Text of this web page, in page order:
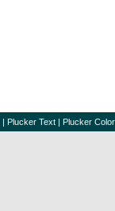
| Plucker Text | Plucker Color